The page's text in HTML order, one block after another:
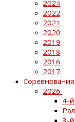
2024
2022
2021
2020
2019
2018
2016
2017
Соревнования
2026
4-
3-й